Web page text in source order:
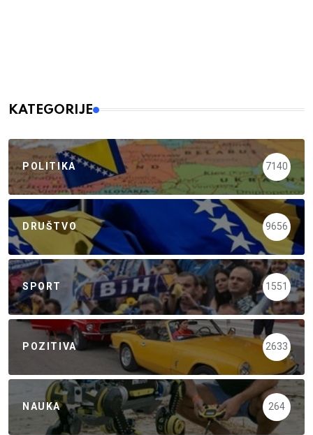
KATEGORIJE
POLITIKA 7140
DRUŠTVO 9656
SPORT 1551
POZITIVA 2633
NAUKA 264